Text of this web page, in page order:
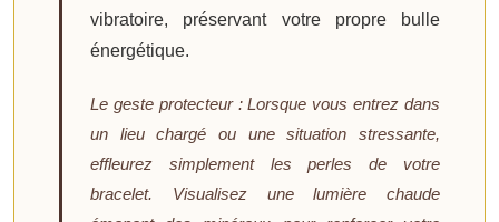
vibratoire, préservant votre propre bulle
énergétique.
Le geste protecteur :Lorsque vous entrez dans
un lieu chargé ou une situation stressante,
effleurez simplement les perles de votre
bracelet. Visualisez une lumière chaude